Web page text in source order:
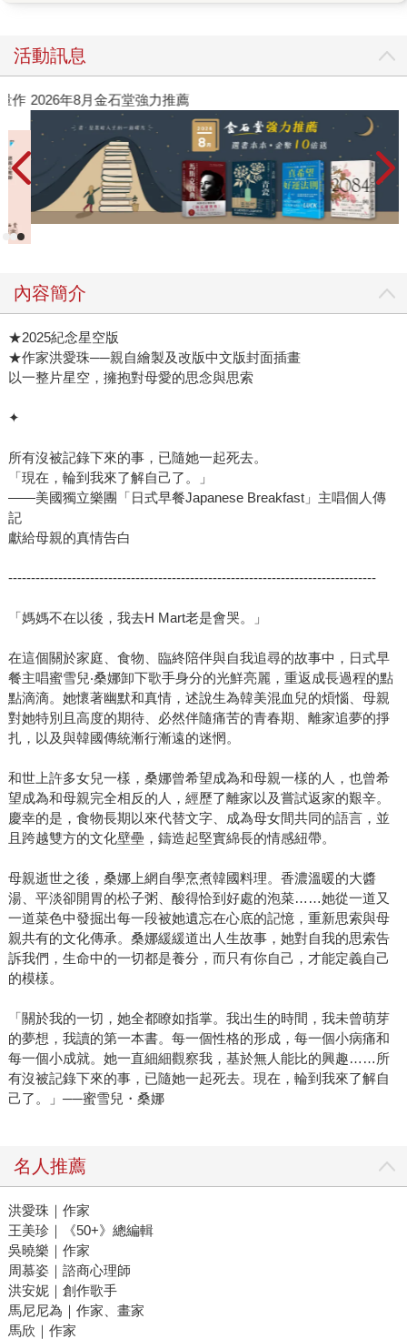
豆腐攤，吃一盤她口中：「全世界最好吃的臭豆腐。」 石膏
拆了，展開漫長的復健旅程。媽媽歸心似箭想回南部喘口
氣。送她上國光客運，目送車子遠去，一回頭我哭了，真心
感謝她的付出，還有更多不捨。那一刻，我們都沒想到這會
是她最後一次能自主來台北。翌日，媽媽在高雄被發現騎摩
托車路倒，從此失智臥床。 20年過去，終於寫下這個故事。
她不是完美的母親，我更不是乖巧聽話的女兒。她一生以我
為傲，卻也有很多很多失望，並且從不吝於表達遺憾，即使
失智了，見到女兒仍常碎碎念：「當初叫妳唸師大妳不肯，
中。我過了好多年才學會如何忽視這些外在的、可能刺痛人
的「雜質」，只看她內在珍貴的心地。 希望你們喜歡這本
書。封面選擇了「紅白塑膠袋」版本，媽媽的活力、偶爾的
莽撞，每天騎著摩托車風風火火去買菜買小吃，這個封面充
分傳達出來。 謝謝插畫家吳怡欣，她是很棒的藝術工作者以
及母親，這是我們共同完成的作品。謝謝作家盧郁佳、王盛
金石堂書店選為「一月選書」。 這是我們母女的故事，但或
許也不只是。 12/23出版。阿母的農曆生日也是12/23，小小
的數字巧合。沒有把握如果她仍在世會不會喜歡這本書，很
可能駡咧咧：「夭壽哦，這樣寫我，我那有這款『歹性
地』。」
活動訊息
2026年8月金石堂強力推薦
內容簡介
★2025紀念星空版
★作家洪愛珠──親自繪製及改版中文版封面插畫
以一整片星空，擁抱對母愛的思念與思索
✦
所有沒被記錄下來的事，已隨她一起死去。
「現在，輪到我來了解自己了。」
——美國獨立樂團「日式早餐Japanese Breakfast」主唱個人傳
記
獻給母親的真情告白
---------------------------------------------------------------------------------
「媽媽不在以後，我去H Mart老是會哭。」
在這個關於家庭、食物、臨終陪伴與自我追尋的故事中，日式早
餐主唱蜜雪兒‧桑娜卸下歌手身分的光鮮亮麗，重返成長過程的點
點滴滴。她懷著幽默和真情，述說生為韓美混血兒的煩惱、母親
對她特別且高度的期待、必然伴隨痛苦的青春期、離家追夢的掙
扎，以及與韓國傳統漸行漸遠的迷惘。
和世上許多女兒一樣，桑娜曾希望成為和母親一樣的人，也曾希
望成為和母親完全相反的人，經歷了離家以及嘗試返家的艱辛。
慶幸的是，食物長期以來代替文字、成為母女間共同的語言，並
且跨越雙方的文化壁壘，鑄造起堅實綿長的情感紐帶。
母親逝世之後，桑娜上網自學烹煮韓國料理。香濃溫暖的大醬
湯、平淡卻開胃的松子粥、酸得恰到好處的泡菜……她從一道又
一道菜色中發掘出每一段被她遺忘在心底的記憶，重新思索與母
親共有的文化傳承。桑娜緩緩道出人生故事，她對自我的思索告
訴我們，生命中的一切都是養分，而只有你自己，才能定義自己
的模樣。
「關於我的一切，她全都瞭如指掌。我出生的時間，我未曾萌芽
的夢想，我讀的第一本書。每一個性格的形成，每一個小病痛和
每一個小成就。她一直細細觀察我，基於無人能比的興趣……所
有沒被記錄下來的事，已隨她一起死去。現在，輪到我來了解自
己了。」──蜜雪兒・桑娜
名人推薦
洪愛珠｜作家
王美珍｜《50+》總編輯
吳曉樂｜作家
周慕姿｜諮商心理師
洪安妮｜創作歌手
馬尼尼為｜作家、畫家
馬欣｜作家